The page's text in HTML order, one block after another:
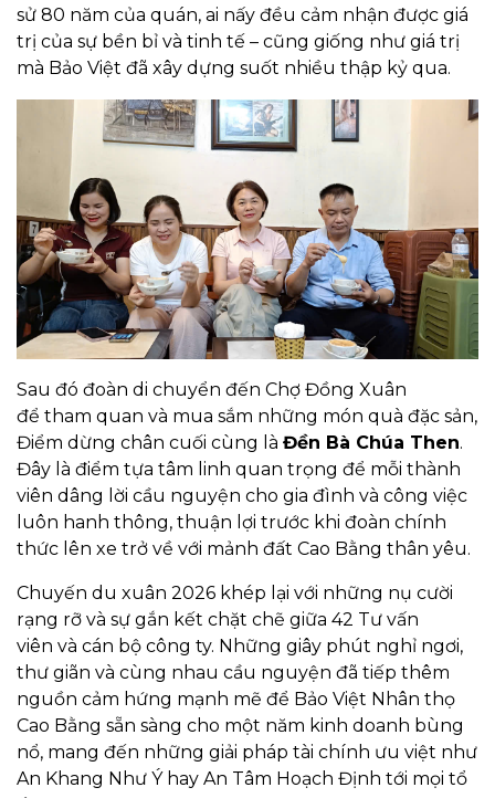
sử 80 năm của quán, ai nấy đều cảm nhận được giá
trị của sự bền bỉ và tinh tế – cũng giống như giá trị
mà Bảo Việt đã xây dựng suốt nhiều thập kỷ qua.
Sau đó đoàn di chuyển đến Chợ Đồng Xuân
để tham quan và mua sắm những món quà đặc sản,
Điểm dừng chân cuối cùng là Đền Bà Chúa Then.
Đây là điểm tựa tâm linh quan trọng để mỗi thành
viên dâng lời cầu nguyện cho gia đình và công việc
luôn hanh thông, thuận lợi trước khi đoàn chính
thức lên xe trở về với mảnh đất Cao Bằng thân yêu.
Chuyến du xuân 2026 khép lại với những nụ cười
rạng rỡ và sự gắn kết chặt chẽ giữa 42 Tư vấn
viên và cán bộ công ty. Những giây phút nghỉ ngơi,
thư giãn và cùng nhau cầu nguyện đã tiếp thêm
nguồn cảm hứng mạnh mẽ để Bảo Việt Nhân thọ
Cao Bằng sẵn sàng cho một năm kinh doanh bùng
nổ, mang đến những giải pháp tài chính ưu việt như
An Khang Như Ý hay An Tâm Hoạch Định tới mọi tổ